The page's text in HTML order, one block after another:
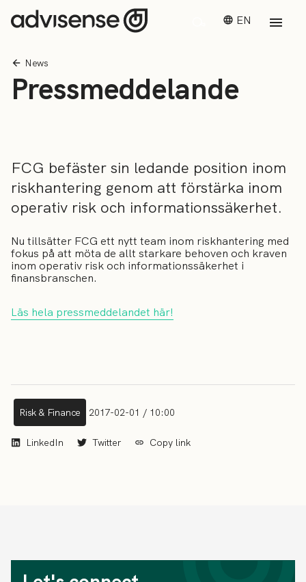
EN
News
Pressmeddelande
FCG befäster sin ledande position inom
riskhantering genom att förstärka inom
operativ risk och informationssäkerhet.
Nu tillsätter FCG ett nytt team inom riskhantering med
fokus på att möta de allt starkare behoven och kraven
inom operativ risk och informationssäkerhet i
finansbranschen.
Läs hela pressmeddelandet här!
Risk & Finance 2017-02-01 / 10:00
LinkedIn Twitter Copy link